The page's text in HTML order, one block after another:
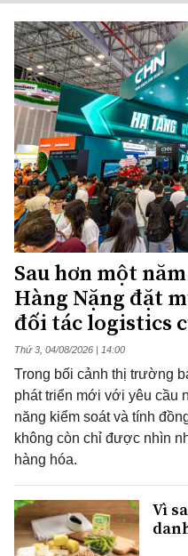
Sau hơn một
Hàng Nặng đặt
đối tác logistics
Thứ 3, 04/08/2026 | 14:00
Trong bối cảnh thị trường
phát triển mới với yêu cầu
năng kiểm soát và tính
không còn chỉ được nhìn
hàng hóa.
Vì